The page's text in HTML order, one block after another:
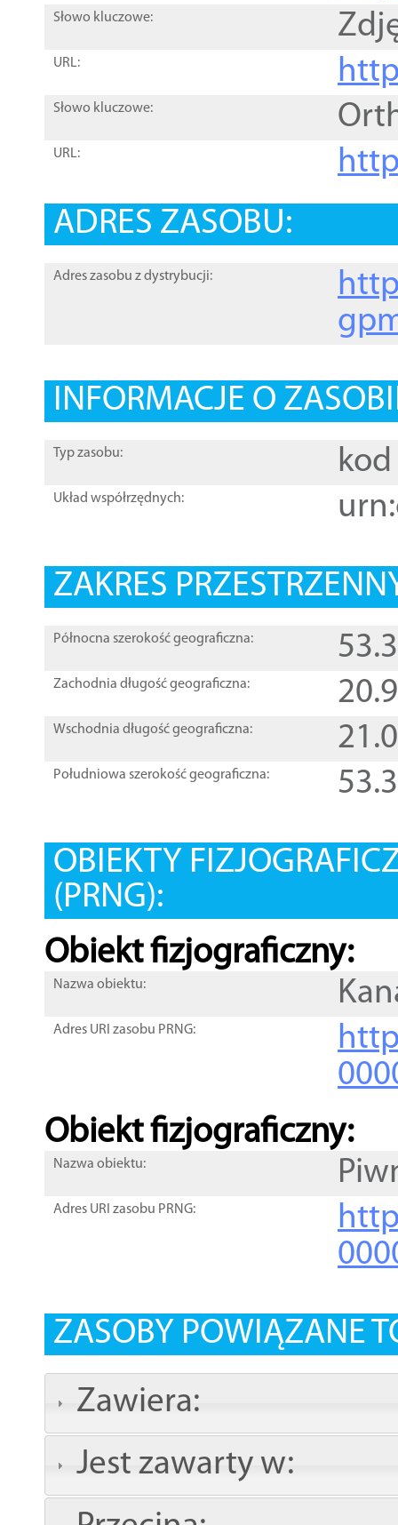
Słowo kluczowe:
URL:
Słowo kluczowe:
URL:
ADRES ZASOBU:
Adres zasobu z dystrybucji:
INFORMACJE O
Typ zasobu: kod
Układ współrzędnych:
ZAKRES
Północna szerokość geograficzna:
Zachodnia długość geograficzna:
Wschodnia długość geograficzna:
Południowa szerokość geograficzna:
OBIEKTY
(PRNG):
Obiekt fizjograficzny:
Nazwa obiektu:
Adres URI zasobu PRNG:
Obiekt fizjograficzny:
Nazwa obiektu:
Adres URI zasobu PRNG:
ZASOBY POWIĄZANE
Zawiera:
Jest zawarty w: